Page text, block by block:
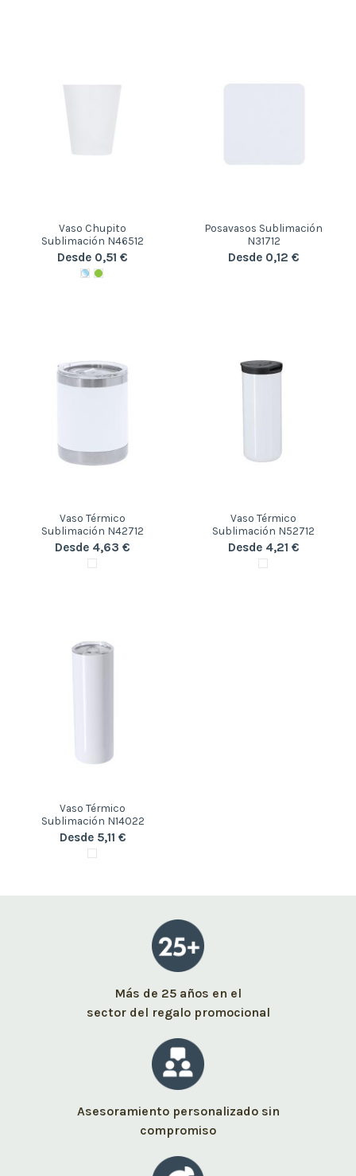
Vaso Chupito
Sublimación N46512
Desde 0,51 €
Posavasos Sublimación
N31712
Desde 0,12 €
Vaso Térmico
Sublimación N42712
Desde 4,63 €
Vaso Térmico
Sublimación N52712
Desde 4,21 €
Vaso Térmico
Sublimación N14022
Desde 5,11 €
Más de 25 años en el
sector del regalo promocional
Asesoramiento personalizado sin
compromiso